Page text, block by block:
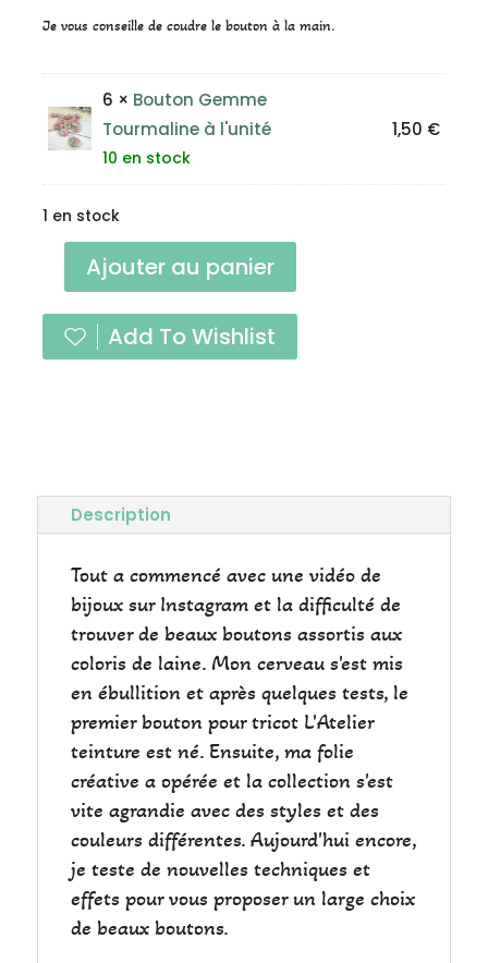
Je vous conseille de coudre le bouton à la main.
6 × Bouton Gemme
Tourmaline à l'unité
10 en stock
1,50 €
1 en stock
quantité
Boutons
Gemmes
6
Ajouter au panier
Add To Wishlist
Description
Tout a commencé avec une vidéo de
bijoux sur Instagram et la difficulté de
trouver de beaux boutons assortis aux
coloris de laine. Mon cerveau s'est mis
en ébullition et après quelques tests, le
premier bouton pour tricot L'Atelier
teinture est né. Ensuite, ma folie
créative a opérée et la collection s'est
vite agrandie avec des styles et des
couleurs différentes. Aujourd'hui encore,
je teste de nouvelles techniques et
effets pour vous proposer un large choix
de beaux boutons.